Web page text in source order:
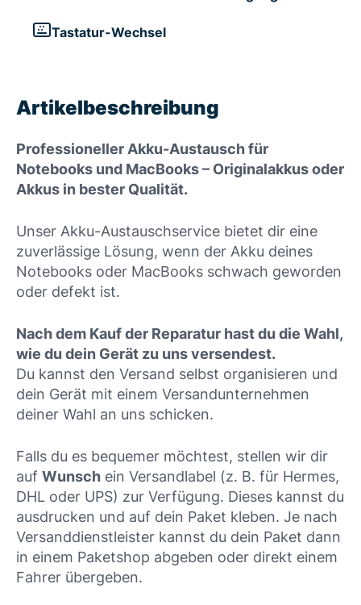
Tastatur-Wechsel
Artikelbeschreibung
Professioneller Akku-Austausch für
Notebooks und MacBooks – Originalakkus oder
Akkus in bester Qualität.
Unser Akku-Austauschservice bietet dir eine
zuverlässige Lösung, wenn der Akku deines
Notebooks oder MacBooks schwach geworden
oder defekt ist.
Nach dem Kauf der Reparatur hast du die Wahl,
wie du dein Gerät zu uns versendest.
Du kannst den Versand selbst organisieren und
dein Gerät mit einem Versandunternehmen
deiner Wahl an uns schicken.
Falls du es bequemer möchtest, stellen wir dir
auf Wunsch ein Versandlabel (z. B. für Hermes,
DHL oder UPS) zur Verfügung. Dieses kannst du
ausdrucken und auf dein Paket kleben. Je nach
Versanddienstleister kannst du dein Paket dann
in einem Paketshop abgeben oder direkt einem
Fahrer übergeben.